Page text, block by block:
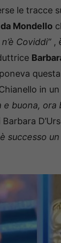
le tracce
Mondello
Coviddi” ,
in
buona, ora
successo